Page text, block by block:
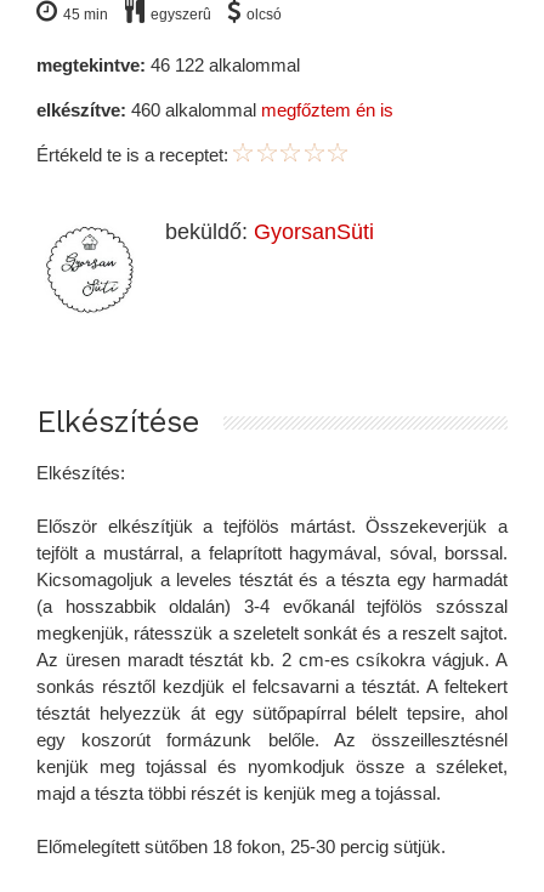
45 min egyszerû olcsó
megtekintve: 46 122 alkalommal
elkészítve: 460 alkalommal megfőztem én is
Értékeld te is a receptet:
beküldő: GyorsanSüti
Elkészítése
Elkészítés:
Először elkészítjük a tejfölös mártást. Összekeverjük a
tejfölt a mustárral, a felaprított hagymával, sóval, borssal.
Kicsomagoljuk a leveles tésztát és a tészta egy harmadát
(a hosszabbik oldalán) 3-4 evőkanál tejfölös szósszal
megkenjük, rátesszük a szeletelt sonkát és a reszelt sajtot.
Az üresen maradt tésztát kb. 2 cm-es csíkokra vágjuk. A
sonkás résztől kezdjük el felcsavarni a tésztát. A feltekert
tésztát helyezzük át egy sütőpapírral bélelt tepsire, ahol
egy koszorút formázunk belőle. Az összeillesztésnél
kenjük meg tojással és nyomkodjuk össze a széleket,
majd a tészta többi részét is kenjük meg a tojással.
Előmelegített sütőben 18 fokon, 25-30 percig sütjük.